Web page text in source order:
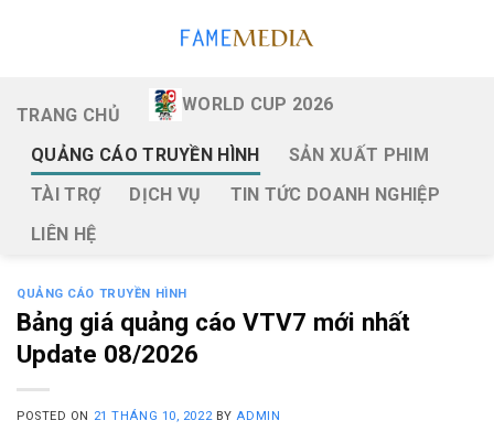
TRANG CHỦ
WORLD CUP 2026
QUẢNG CÁO TRUYỀN HÌNH
SẢN XUẤT PHIM
TÀI TRỢ
DỊCH VỤ
TIN TỨC DOANH NGHIỆP
LIÊN HỆ
QUẢNG CÁO TRUYỀN HÌNH
Bảng giá quảng cáo VTV7 mới nhất
Update 08/2026
POSTED ON 21 THÁNG 10, 2022 BY ADMIN